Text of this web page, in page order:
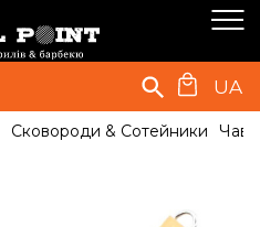
UA
Сковороди & Сотейники